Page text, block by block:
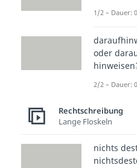
1/2 – Dauer:
oder
2/2 – Dauer:
Rechtschreibung
Lange Floskeln
nichts